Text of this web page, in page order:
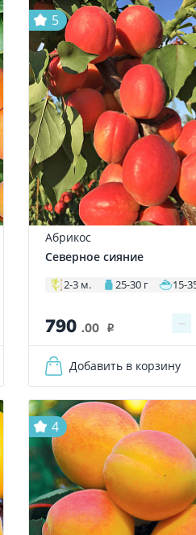
5
Абрикос
Северное сияние
2-3 м. 25-30 г 15-
790 .00 i −
Добавить в корзину
4